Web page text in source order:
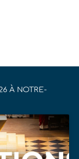
À NOTRE-